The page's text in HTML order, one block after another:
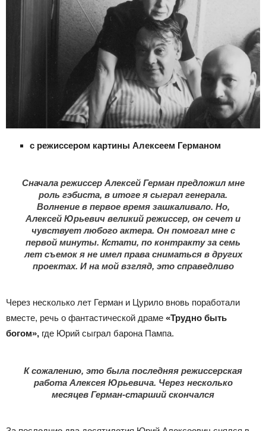
с режиссером картины Алексеем Германом
Сначала режиссер Алексей Герман предложил мне
роль гэбиста, в итоге я сыграл генерала.
Волнение в первое время зашкаливало. Но,
Алексей Юрьевич великий режиссер, он сечет и
чувствует любого актера. Он помогал мне с
первой минуты. Кстати, по контракту за семь
лет съемок я не имел права сниматься в других
проектах. И на мой взгляд, это справедливо
Через несколько лет Герман и Цурило вновь поработали
вместе, речь о фантастической драме «Трудно быть
богом», где Юрий сыграл барона Пампа.
К сожалению, это была последняя режиссерская
работа Алексея Юрьевича. Через несколько
месяцев Герман-старший скончался